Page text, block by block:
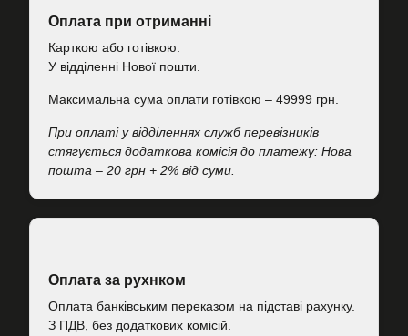
Оплата при отриманні
Карткою або готівкою.
У відділенні Нової пошти.
Максимальна сума оплати готівкою – 49999 грн.
При оплаті у відділеннях служб перевізників
стягується додаткова комісія до платежу: Нова
пошта – 20 грн + 2% від суми.
Оплата за рухнком
Оплата банківським переказом на підставі рахунку.
З ПДВ, без додаткових комісій.